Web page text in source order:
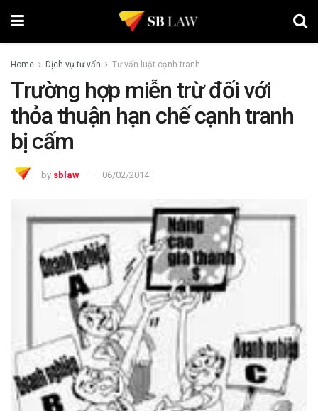
Home Dịch vụ tư vấn Tư vấn luật cạnh tranh
Trường hợp miễn trừ đối với
thỏa thuận hạn chế cạnh tranh
bị cấm
by sblaw 06/02/2014